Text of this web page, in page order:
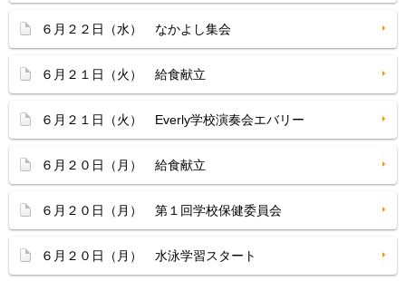
６月２２日（水） なかよし集会
６月２１日（火） 給食献立
６月２１日（火） Everly学校演奏会エバリー
６月２０日（月） 給食献立
６月２０日（月） 第１回学校保健委員会
６月２０日（月） 水泳学習スタート